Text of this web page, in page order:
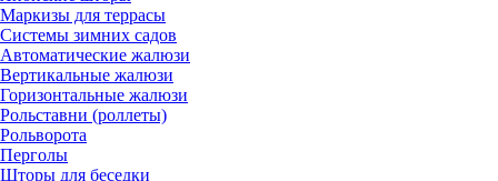
Маркизы для террасы
Системы зимних садов
Автоматические жалюзи
Вертикальные жалюзи
Горизонтальные жалюзи
Рольставни (роллеты)
Рольворота
Перголы
Шторы для беседки